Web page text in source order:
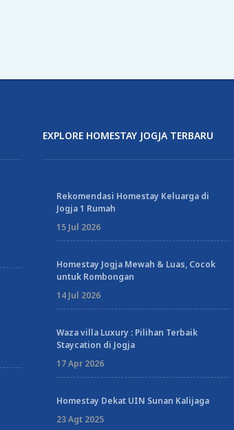
EXPLORE HOMESTAY JOGJA TERBARU
Rekomendasi Homestay Keluarga di
Jogja 1 Rumah
15 Jul 2026
Homestay Jogja Mewah & Luas, Cocok
untuk Rombongan
14 Jul 2026
Waza villa Luxury : Pilihan Terbaik
Staycation di Jogja
17 Apr 2026
Homestay Dekat UIN Sunan Kalijaga
23 Agt 2025